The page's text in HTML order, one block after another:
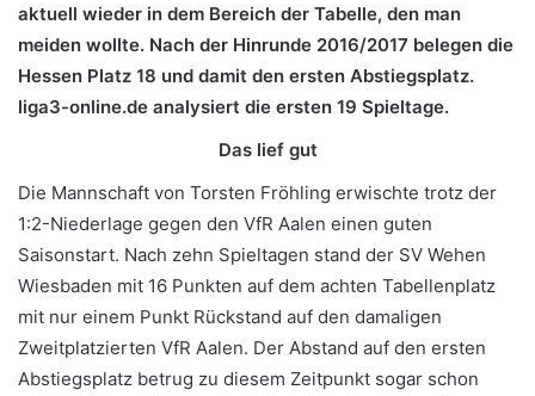
aktuell wieder in dem Bereich der Tabelle, den man
meiden wollte. Nach der Hinrunde 2016/2017 belegen die
Hessen Platz 18 und damit den ersten Abstiegsplatz.
liga3-online.de analysiert die ersten 19 Spieltage.
Das lief gut
Die Mannschaft von Torsten Fröhling erwischte trotz der
1:2-Niederlage gegen den VfR Aalen einen guten
Saisonstart. Nach zehn Spieltagen stand der SV Wehen
Wiesbaden mit 16 Punkten auf dem achten Tabellenplatz
mit nur einem Punkt Rückstand auf den damaligen
Zweitplatzierten VfR Aalen. Der Abstand auf den ersten
Abstiegsplatz betrug zu diesem Zeitpunkt sogar schon